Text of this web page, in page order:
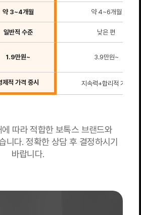
약 3~4개월 약 4~6개월
일반적 수준 낮은 편
1.9만원~ 3.9만원~
제적 가격 중시 지속력+합리적 가격
따라 적합한 보톡스 브랜드와
니다. 정확한 상담 후 결정하시기
바랍니다.